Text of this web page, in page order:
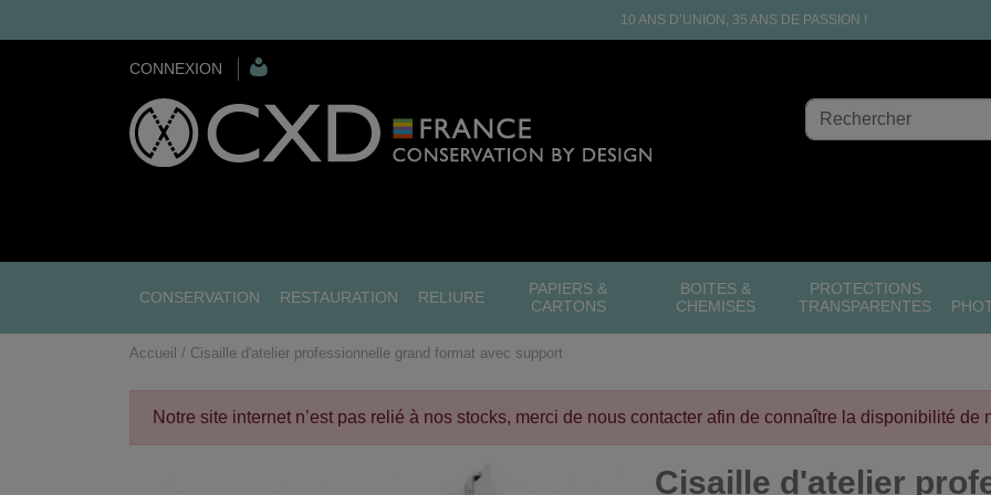
10 ANS D’UNION, 35 ANS DE PASSION !
CONNEXION
CONSERVATION RESTAURATION RELIURE
PAPIERS &
CARTONS
BOITES &
CHEMISES
PROTECTIONS
TRANSPARENTES
Accueil Cisaille d'atelier professionnelle grand format avec support
Notre site internet n’est pas relié à nos stocks, merci de nous contacter afin de connaître la disponibilité de
Cisaille d'atelier